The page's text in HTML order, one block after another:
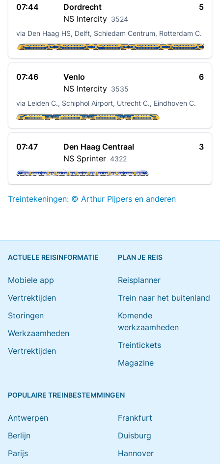
07:44
Dordrecht
NS Intercity 3524
5
via Den Haag HS, Delft, Schiedam Centrum, Rotterdam C.
07:46
Venlo
NS Intercity 3535
6
via Leiden C., Schiphol Airport, Utrecht C., Eindhoven C.
07:47
Den Haag Centraal
NS Sprinter 4322
3
Treintekeningen: © Arthur Pijpers en anderen
ACTUELE REISINFORMATIE
Mobiele app
Vertrektijden
Storingen
Werkzaamheden
Vertrektijden
PLAN JE REIS
Reisplanner
Trein naar het buitenland
Komende
werkzaamheden
Treintickets
Magazine
POPULAIRE TREINBESTEMMINGEN
Antwerpen
Berlijn
Parijs
Frankfurt
Duisburg
Hannover